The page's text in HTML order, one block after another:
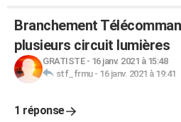
Branchement
plusieurs circuit lumières
GRATISTE- 16 janv. 2021 à 15:48
stf_frmu- 16 janv. 2021 à 19:41
1 réponse